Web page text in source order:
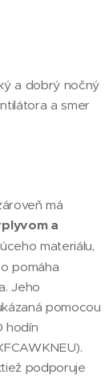
a dobrý nočný
a smer
má
a
materiálu,
pomáha
Jeho
pomocou
hodín
podporuje